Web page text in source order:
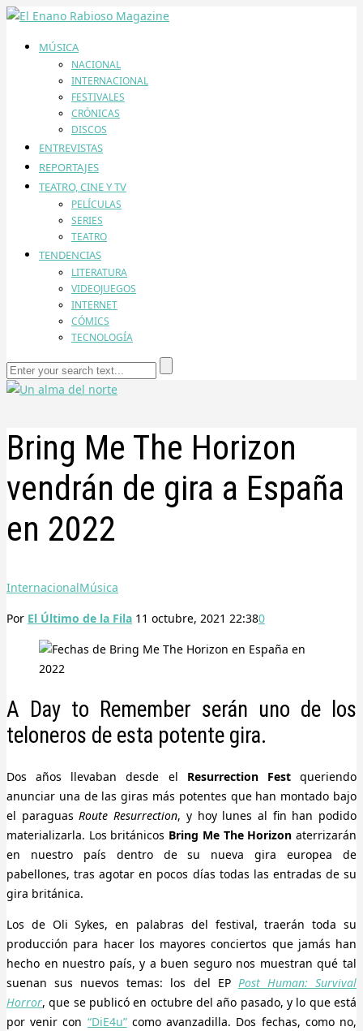
MÚSICA
NACIONAL
INTERNACIONAL
FESTIVALES
CRÓNICAS
DISCOS
ENTREVISTAS
REPORTAJES
TEATRO, CINE Y TV
PELÍCULAS
SERIES
TEATRO
TENDENCIAS
LITERATURA
VIDEOJUEGOS
INTERNET
CÓMICS
TECNOLOGÍA
Bring Me The Horizon
vendrán de gira a España
en 2022
InternacionalMúsica
Por El Último de la Fila 11 octubre, 2021 22:380
A Day to Remember serán uno de los
teloneros de esta potente gira.
Dos años llevaban desde el Resurrection Festqueriendo
anunciar una de las giras más potentes que han montado bajo
el paraguasRoute Resurrection, y hoy lunes al fin han podido
materializarla. Los británicos Bring Me The Horizon aterrizarán
en nuestro país dentro de su nueva gira europea de
pabellones, tras agotar en pocos días todas las entradas de su
gira británica.
Los de Oli Sykes, en palabras del festival, traerán toda su
producción para hacer los mayores conciertos que jamás han
hecho en nuestro país, y a buen seguro nos muestran qué tal
suenan sus nuevos temas: los del EP Post Human: Survival
Horror, que se publicó en octubre del año pasado, y lo que está
por venir con “DiE4u”como avanzadilla. Dos fechas, como no,